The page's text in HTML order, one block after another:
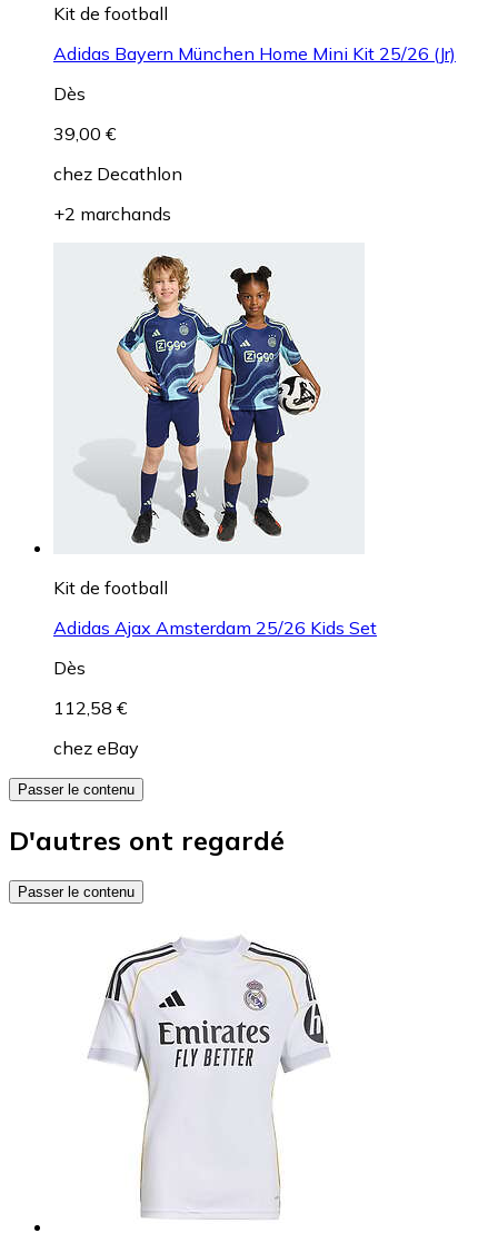
Kit de football
Adidas Bayern München Home Mini Kit 25/26 (Jr)
Dès
39,00 €
chez Decathlon
+2 marchands
Kit de football
Adidas Ajax Amsterdam 25/26 Kids Set
Dès
112,58 €
chez eBay
Passer le contenu
D'autres ont regardé
Passer le contenu